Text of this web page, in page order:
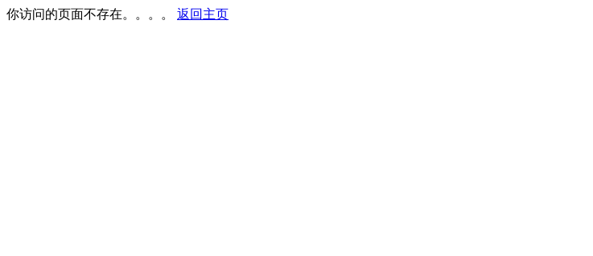
你访问的页面不存在。。。。 返回主页